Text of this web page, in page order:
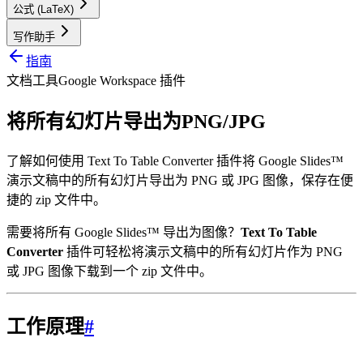
公式 (LaTeX)
写作助手
指南
文档工具Google Workspace 插件
将所有幻灯片导出为PNG/JPG
了解如何使用 Text To Table Converter 插件将 Google Slides™
演示文稿中的所有幻灯片导出为 PNG 或 JPG 图像，保存在便
捷的 zip 文件中。
需要将所有 Google Slides™ 导出为图像？ Text To Table
Converter 插件可轻松将演示文稿中的所有幻灯片作为 PNG
或 JPG 图像下载到一个 zip 文件中。
工作原理#